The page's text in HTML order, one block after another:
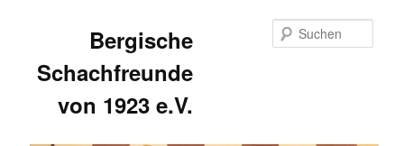
Bergische
Schachfreunde
von 1923 e.V.